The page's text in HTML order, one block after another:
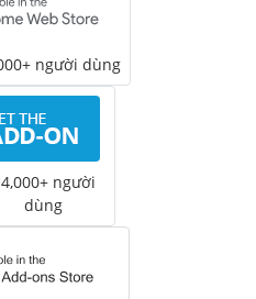
người dùng
người
dùng